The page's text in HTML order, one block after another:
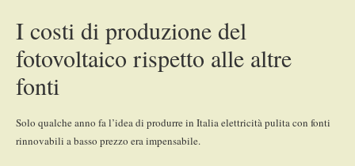
I costi di produzione del
fotovoltaico rispetto alle altre
fonti
Solo qualche anno fa l’idea di produrre in Italia elettricità pulita con fonti
rinnovabili a basso prezzo era impensabile.